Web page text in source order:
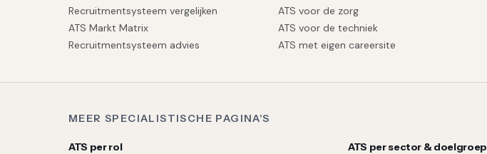
Recruitmentsysteem vergelijken
ATS Markt Matrix
Recruitmentsysteem advies
ATS voor de zorg
ATS voor de techniek
ATS met eigen careersite
MEER SPECIALISTISCHE PAGINA'S
ATS per rol ATS per sector & doelgroep